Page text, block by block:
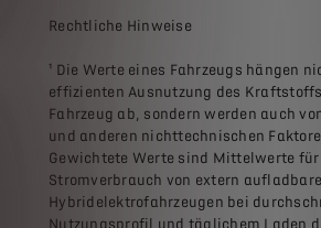
Rechtliche Hinweise
¹ Die Werte eines Fahrzeugs hängen
effizienten Ausnutzung des
Fahrzeug ab, sondern werden auch
und anderen nichttechnischen
Gewichtete Werte sind Mittelwerte
Stromverbrauch von extern
Hybridelektrofahrzeugen bei
Nutzungsprofil und täglichem Laden